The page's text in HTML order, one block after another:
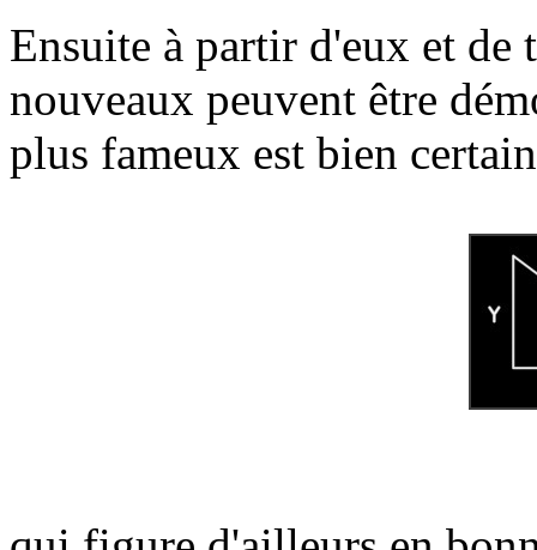
Ensuite à partir d'eux et de
nouveaux peuvent être
plus fameux est bien